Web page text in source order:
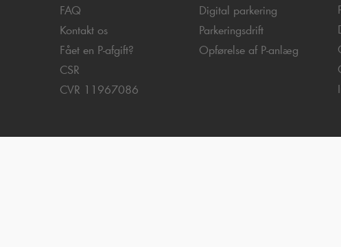
FAQ
Kontakt os
Fået en P-afgift?
CSR
CVR 11967086
Digital parkering
Parkeringsdrift
Opførelse af P-anlæg